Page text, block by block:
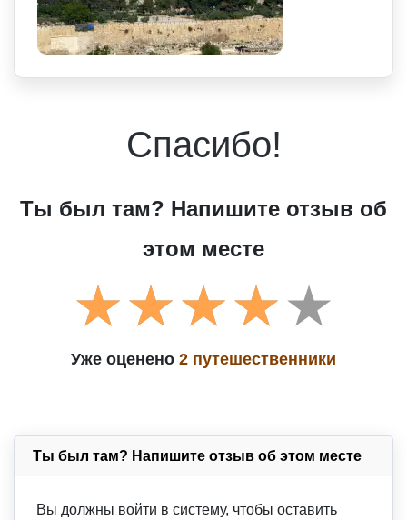
Спасибо!
Ты был там? Напишите отзыв об
этом месте
Уже оценено 2 путешественники
Ты был там? Напишите отзыв об этом месте
Вы должны войти в систему, чтобы оставить